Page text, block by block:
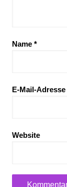
Name *
E-Mail-Adresse
Website